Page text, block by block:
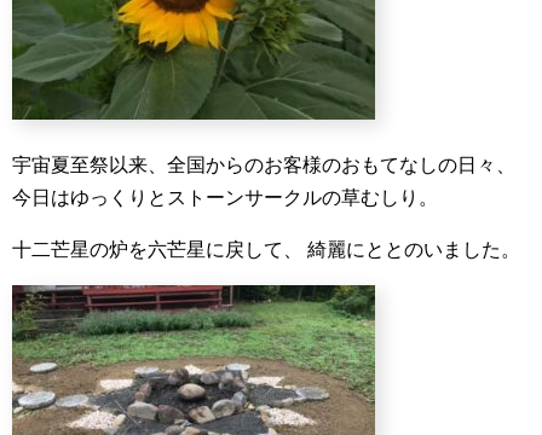
宇宙夏至祭以来、全国からのお客様のおもてなしの日々、
今日はゆっくりとストーンサークルの草むしり。
十二芒星の炉を六芒星に戻して、 綺麗にととのいました。